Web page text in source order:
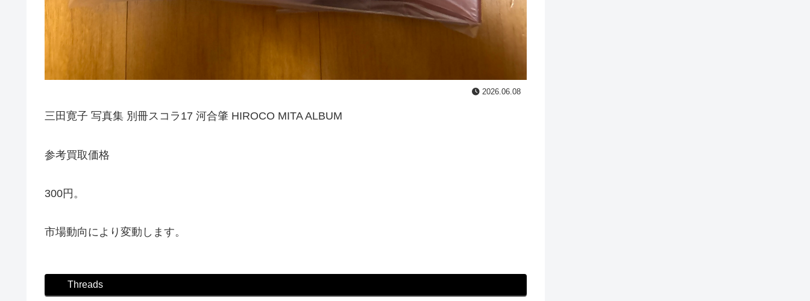
2026.06.08
三田寛子 写真集 別冊スコラ17 河合肇 HIROCO MITA ALBUM
参考買取価格
300円。
市場動向により変動します。
Threads